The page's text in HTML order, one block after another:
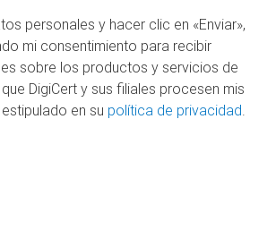
personales y hacer clic en «Enviar»,
mi consentimiento para recibir
sobre los productos y servicios de
DigiCert y sus filiales procesen mis
en su política de privacidad.